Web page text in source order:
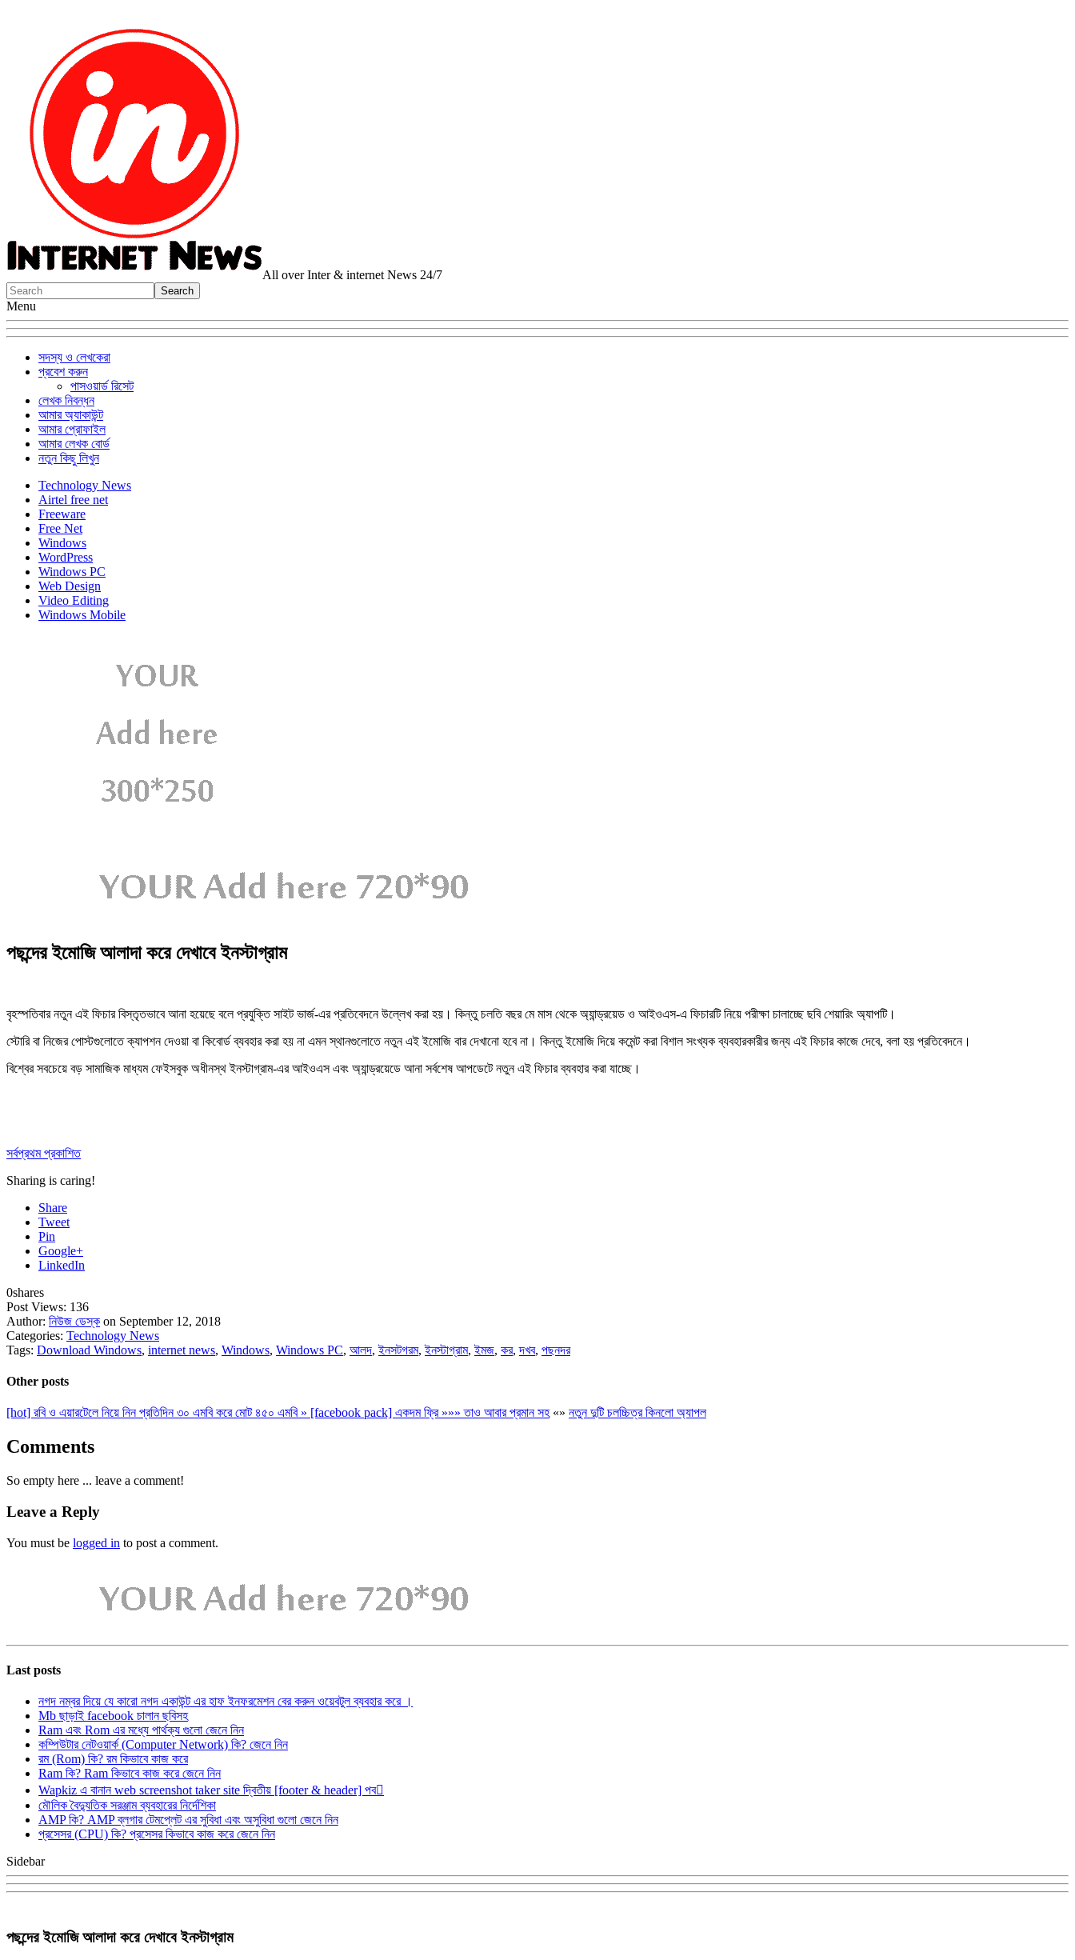
All over Inter & internet News 24/7
Menu
সদস্য ও লেখকেরা
প্রবেশ করুন
পাসওয়ার্ড রিসেট
লেখক নিবন্ধন
আমার অ্যাকাউন্ট
আমার প্রোফাইল
আমার লেখক বোর্ড
নতুন কিছু লিখুন
Technology News
Airtel free net
Freeware
Free Net
Windows
WordPress
Windows PC
Web Design
Video Editing
Windows Mobile
পছন্দের ইমোজি আলাদা করে দেখাবে ইনস্টাগ্রাম
বৃহস্পতিবার নতুন এই ফিচার বিস্তৃতভাবে আনা হয়েছে বলে প্রযুক্তি সাইট ভার্জ-এর প্রতিবেদনে উল্লেখ করা হয়। কিন্তু চলতি বছর মে মাস থেকে অ্যান্ড্রয়েড ও আইওএস-এ ফিচারটি নিয়ে পরীক্ষা চালাচ্ছে ছবি শেয়ারিং অ্যাপটি।
স্টোরি বা নিজের পোস্টগুলোতে ক্যাপশন দেওয়া বা কিবোর্ড ব্যবহার করা হয় না এমন স্থানগুলোতে নতুন এই ইমোজি বার দেখানো হবে না। কিন্তু ইমোজি দিয়ে কমেন্ট করা বিশাল সংখ্যক ব্যবহারকারীর জন্য এই ফিচার কাজে দেবে, বলা হয় প্রতিবেদনে।
বিশ্বের সবচেয়ে বড় সামাজিক মাধ্যম ফেইসবুক অধীনস্থ ইনস্টাগ্রাম-এর আইওএস এবং অ্যান্ড্রয়েডে আনা সর্বশেষ আপডেটে নতুন এই ফিচার ব্যবহার করা যাচ্ছে।
সর্বপ্রথম প্রকাশিত
Sharing is caring!
Share
Tweet
Pin
Google+
LinkedIn
0shares
Post Views: 136
Author: নিউজ ডেস্ক on September 12, 2018
Categories: Technology News
Tags: Download Windows, internet news, Windows, Windows PC, আলদ,ইনসটগরম,ইনস্টাগ্রাম,ইমজ, কর,দখব, পছনদর
Other posts
[hot] রবি ও এয়ারটেলে নিয়ে নিন প্রতিদিন ৩০ এমবি করে মোট ৪৫০ এমবি » [facebook pack] একদম ফ্রি »»» তাও আবার প্রমান সহ«» নতুন দুটি চলচ্চিত্র কিনলো অ্যাপল
Comments
So empty here ... leave a comment!
Leave a Reply
You must be logged in to post a comment.
Last posts
নগদ নম্বর দিয়ে যে কারো নগদ একাউন্ট এর হাফ ইনফরমেশন বের করুন ওয়েবটুল ব্যবহার করে ।
Mb ছাড়াই facebook চালান ছবিসহ
Ram এবং Rom এর মধ্যে পার্থক্য গুলো জেনে নিন
কম্পিউটার নেটওয়ার্ক (Computer Network) কি? জেনে নিন
রম (Rom) কি? রম কিভাবে কাজ করে
Ram কি? Ram কিভাবে কাজ করে জেনে নিন
Wapkiz এ বানান web screenshot taker site দ্বিতীয় [footer & header] পব
মৌলিক বৈদ্যুতিক সরঞ্জাম ব্যবহারের নির্দেশিকা
AMP কি? AMP ব্লগার টেমপ্লেট এর সুবিধা এবং অসুবিধা গুলো জেনে নিন
প্রসেসর (CPU) কি? প্রসেসর কিভাবে কাজ করে জেনে নিন
Sidebar
পছন্দের ইমোজি আলাদা করে দেখাবে ইনস্টাগ্রাম